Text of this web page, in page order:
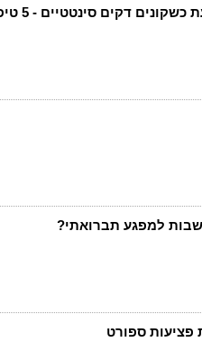
דקים סינטטיים - 5 טיפים
למפגע תברואתי?
פציעות ספורט